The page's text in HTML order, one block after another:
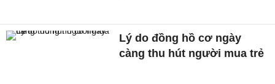
Lý do đồng hồ cơ ngày
càng thu hút người mua trẻ